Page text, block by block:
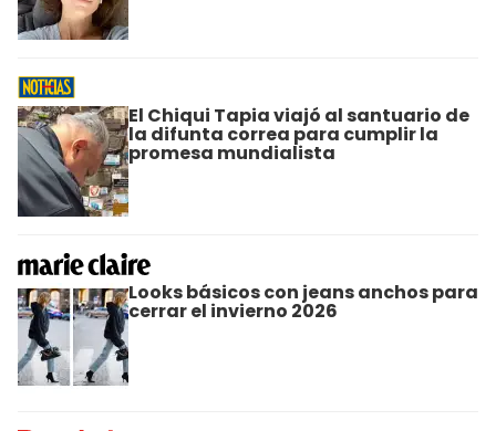
El Chiqui Tapia viajó al santuario de
la difunta correa para cumplir la
promesa mundialista
Looks básicos con jeans anchos para
cerrar el invierno 2026